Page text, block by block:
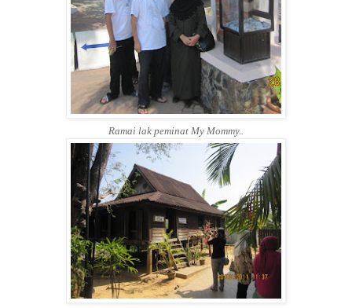
Ramai lak peminat My Mommy..